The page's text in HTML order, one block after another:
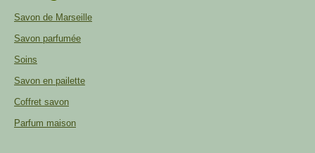
Savon de Marseille
Savon parfumée
Soins
Savon en pailette
Coffret savon
Parfum maison